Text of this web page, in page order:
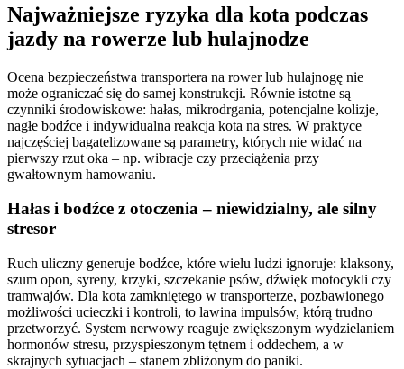
Najważniejsze ryzyka dla kota podczas
jazdy na rowerze lub hulajnodze
Ocena bezpieczeństwa transportera na rower lub hulajnogę nie
może ograniczać się do samej konstrukcji. Równie istotne są
czynniki środowiskowe: hałas, mikrodrgania, potencjalne kolizje,
nagłe bodźce i indywidualna reakcja kota na stres. W praktyce
najczęściej bagatelizowane są parametry, których nie widać na
pierwszy rzut oka – np. wibracje czy przeciążenia przy
gwałtownym hamowaniu.
Hałas i bodźce z otoczenia – niewidzialny, ale silny
stresor
Ruch uliczny generuje bodźce, które wielu ludzi ignoruje: klaksony,
szum opon, syreny, krzyki, szczekanie psów, dźwięk motocykli czy
tramwajów. Dla kota zamkniętego w transporterze, pozbawionego
możliwości ucieczki i kontroli, to lawina impulsów, którą trudno
przetworzyć. System nerwowy reaguje zwiększonym wydzielaniem
hormonów stresu, przyspieszonym tętnem i oddechem, a w
skrajnych sytuacjach – stanem zbliżonym do paniki.